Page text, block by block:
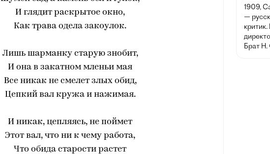
И глядит раскрытое окно,
Как трава одела закоулок.
Лишь шарманку старую знобит,
И она в закатном мленьи мая
Все никак не смелет злых обид,
Цепкий вал кружа и нажимая.
И никак, цепляясь, не поймет
Этот вал, что ни к чему работа,
Что обида старости растет
1909,
—
Брат Н.